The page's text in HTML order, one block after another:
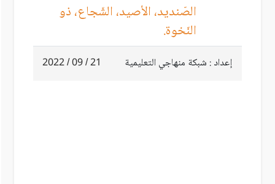
الصّنديد، الأصيد، الشّجاع، ذو
النّخوة.
إعداد : شبكة منهاجي التعليمية 21 / 09 / 2022